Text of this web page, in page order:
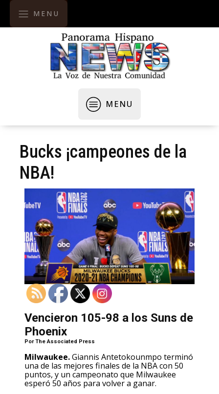
MENU
MENU
Bucks ¡campeones de la
NBA!
Vencieron 105-98 a los Suns de
Phoenix
PorThe Associated Press
Milwaukee.Giannis Antetokounmpo terminó
una de las mejores finales de la NBA con 50
puntos, y un campeonato que Milwaukee
esperó 50 años para volver a ganar.